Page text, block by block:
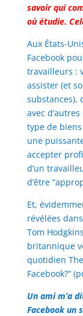
savoir qui
où étudie.
Aux États-
Facebook
travailleurs :
assister (et
substances),
avec
type de
une
accepter
d’un
d’être
Et,
révélées
Tom
britannique
quotidien
Facebook?”
Un ami m’a
Facebook un